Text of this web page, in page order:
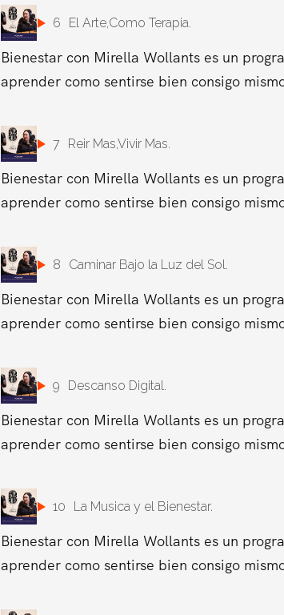
6 El Arte,Como Terapia.
Bienestar con Mirella Wollants es un
aprender como sentirse bien consigo
7 Reir Mas,Vivir Mas.
Bienestar con Mirella Wollants es un
aprender como sentirse bien consigo
8 Caminar Bajo la Luz del Sol.
Bienestar con Mirella Wollants es un
aprender como sentirse bien consigo
9 Descanso Digital.
Bienestar con Mirella Wollants es un
aprender como sentirse bien consigo
10 La Musica y el Bienestar.
Bienestar con Mirella Wollants es un
aprender como sentirse bien consigo